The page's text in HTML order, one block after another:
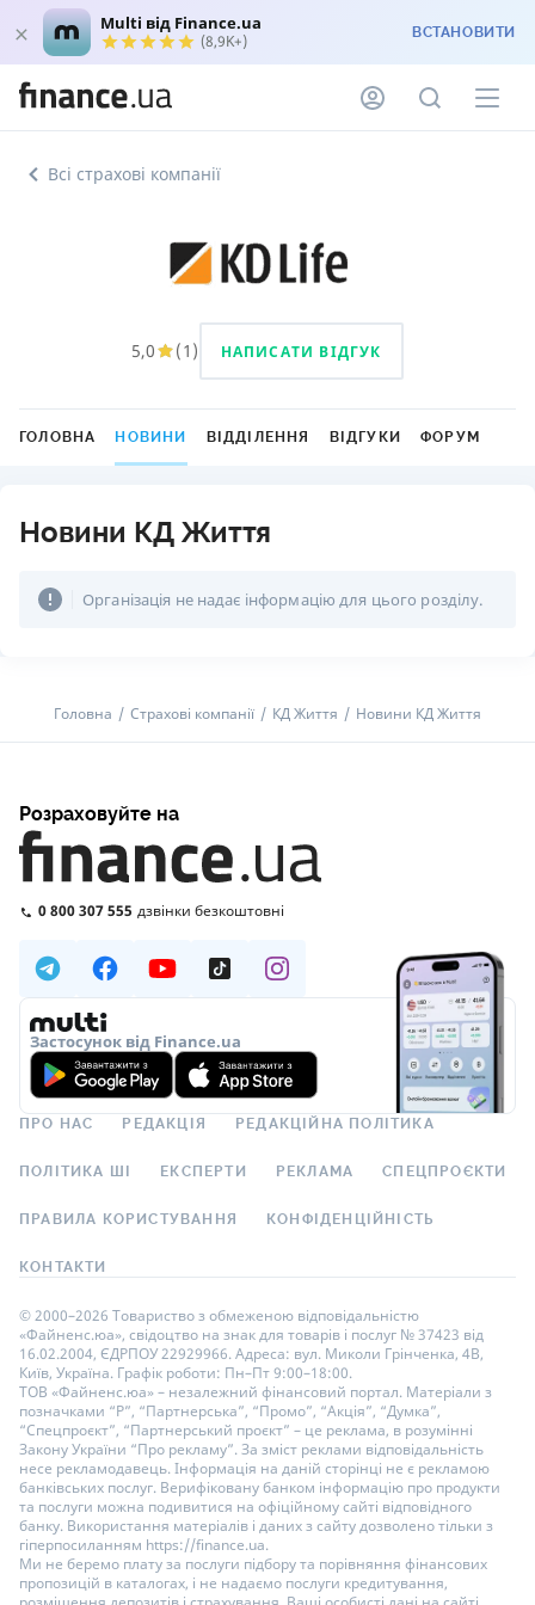
Multi від Finance.ua
(8,9K+) ВСТАНОВИТИ
Всі страхові компанії
5,0 (1 ) НАПИСАТИ ВІДГУК
ГОЛОВНА НОВИНИ ВІДДІЛЕННЯ ВІДГУКИ ФОРУМ
Новини КД Життя
Організація не надає інформацію для цього розділу.
Головна Страхові компанії КД Життя Новини КД Життя
Розраховуйте на
0 800 307 555 дзвінки безкоштовні
Застосунок від Finance.ua
ПРО НАС РЕДАКЦІЯ РЕДАКЦІЙНА ПОЛІТИКА
ПОЛІТИКА ШІ ЕКСПЕРТИ РЕКЛАМА СПЕЦПРОЄКТИ
ПРАВИЛА КОРИСТУВАННЯ КОНФІДЕНЦІЙНІСТЬ
КОНТАКТИ
© 2000–2026 Товариство з обмеженою відповідальністю
«Файненс.юа», свідоцтво на знак для товарів і послуг № 37423 від
16.02.2004, ЄДРПОУ 22929966. Адреса: вул. Миколи Грінченка, 4В,
Київ, Україна. Графік роботи: Пн–Пт 9:00–18:00.
ТОВ «Файненс.юа» – незалежний фінансовий портал. Матеріали з
позначками “Р”, “Партнерська”, “Промо”, “Акція”, “Думка”,
“Спецпроєкт”, “Партнерський проєкт” – це реклама, в розумінні
Закону України “Про рекламу”. За зміст реклами відповідальність
несе рекламодавець. Інформація на даній сторінці не є рекламою
банківських послуг. Верифіковану банком інформацію про продукти
та послуги можна подивитися на офіційному сайті відповідного
банку. Використання матеріалів і даних з сайту дозволено тільки з
гіперпосиланням https://finance.ua.
Ми не беремо плату за послуги підбору та порівняння фінансових
пропозицій в каталогах, і не надаємо послуги кредитування,